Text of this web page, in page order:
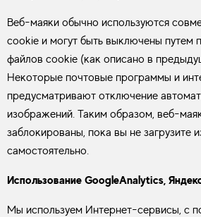
Веб-маяки обычно используются
cookie и могут быть выключены путем
файлов cookie (как описано в
Некоторые почтовые программы и
предусматривают отключение
изображений. Таким образом, веб-
заблокированы, пока вы не загрузите
самостоятельно.
Использование GoogleAnalytics,
Мы используем Интернет-сервисы, с